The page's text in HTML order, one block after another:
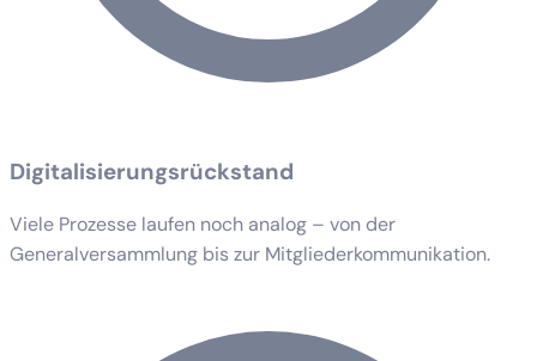
Digitalisierungsrückstand
Viele Prozesse laufen noch analog – von der
Generalversammlung bis zur Mitgliederkommunikation.